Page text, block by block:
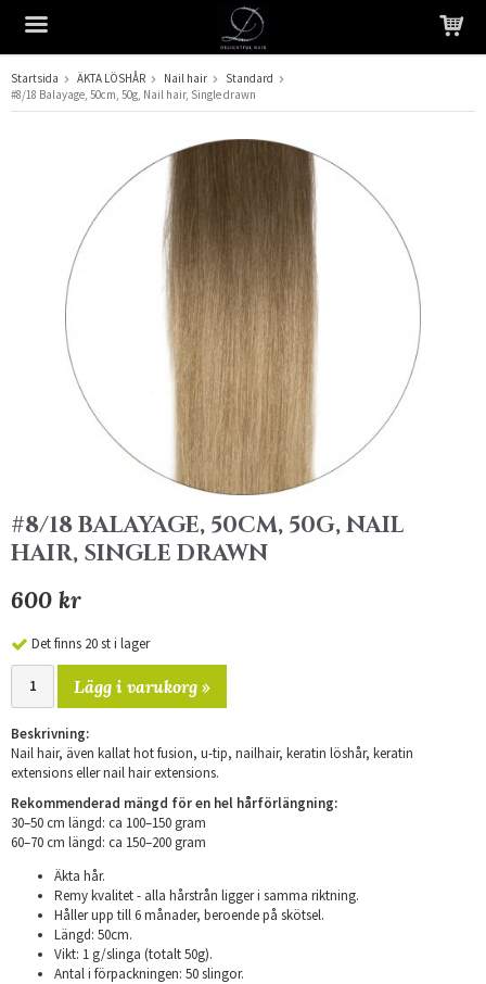
Produkten har blivit tillagd i varukorgen
Startsida ÄKTA LÖSHÅR Nail hair
Standard
#8/18 Balayage, 50cm, 50g, Nail hair, Single drawn
#8/18 BALAYAGE, 50CM, 50G, NAIL
HAIR, SINGLE DRAWN
600 kr
Det finns 20 st i lager
Lägg i varukorg »
Beskrivning:
Nail hair, även kallat hot fusion, u-tip, nailhair, keratin löshår, keratin
extensions eller nail hair extensions.
Rekommenderad mängd för en hel hårförlängning:
30–50 cm längd: ca 100–150 gram
​60–70 cm längd: ca 150–200 gram
Äkta hår.
Remy kvalitet - alla hårstrån ligger i samma riktning.
Håller upp till 6 månader, beroende på skötsel.
Längd: 50cm.
Vikt: 1 g/slinga (totalt 50g).
Antal i förpackningen: 50 slingor.